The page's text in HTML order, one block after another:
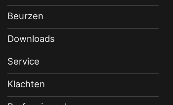
Beurzen
Downloads
Service
Klachten